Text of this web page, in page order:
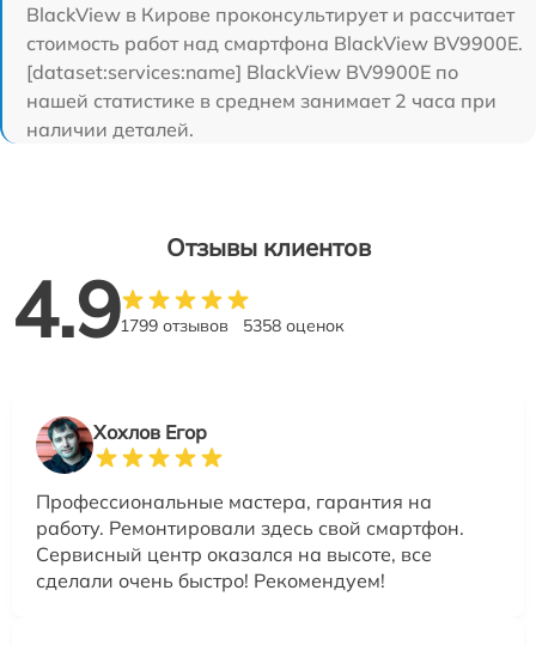
BlackView в Кирове проконсультирует и рассчитает
стоимость работ над смартфона BlackView BV9900E.
[dataset:services:name] BlackView BV9900E по
нашей статистике в среднем занимает 2 часа при
наличии деталей.
Отзывы клиентов
4.91799 отзывов 5358 оценок
Хохлов Егор
Профессиональные мастера, гарантия на
работу. Ремонтировали здесь свой смартфон.
Сервисный центр оказался на высоте, все
сделали очень быстро! Рекомендуем!